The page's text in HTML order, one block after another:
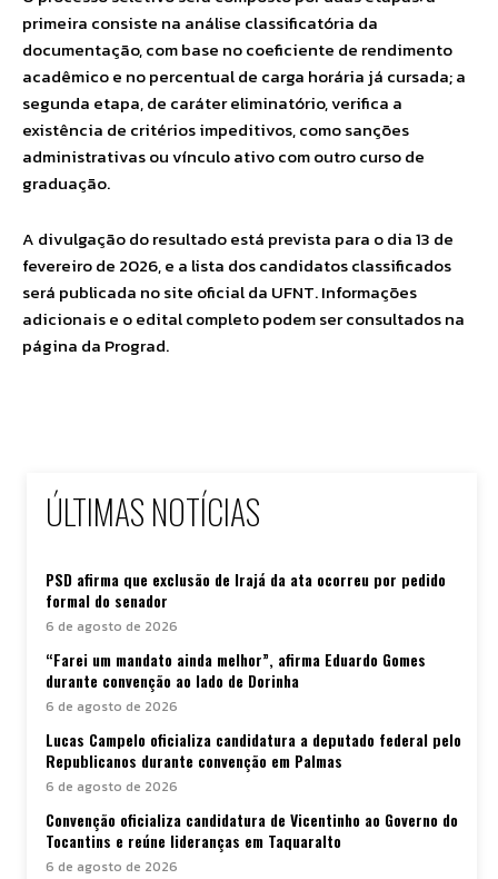
primeira consiste na análise classificatória da
documentação, com base no coeficiente de rendimento
acadêmico e no percentual de carga horária já cursada; a
segunda etapa, de caráter eliminatório, verifica a
existência de critérios impeditivos, como sanções
administrativas ou vínculo ativo com outro curso de
graduação.
A divulgação do resultado está prevista para o dia 13 de
fevereiro de 2026, e a lista dos candidatos classificados
será publicada no site oficial da UFNT. Informações
adicionais e o edital completo podem ser consultados na
página da Prograd.
ÚLTIMAS NOTÍCIAS
PSD afirma que exclusão de Irajá da ata ocorreu por pedido
formal do senador
6 de agosto de 2026
“Farei um mandato ainda melhor”, afirma Eduardo Gomes
durante convenção ao lado de Dorinha
6 de agosto de 2026
Lucas Campelo oficializa candidatura a deputado federal pelo
Republicanos durante convenção em Palmas
6 de agosto de 2026
Convenção oficializa candidatura de Vicentinho ao Governo do
Tocantins e reúne lideranças em Taquaralto
6 de agosto de 2026